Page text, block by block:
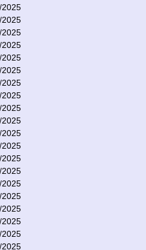
2025
2025
2025
2025
2025
2025
2025
2025
2025
2025
2025
2025
2025
2025
2025
2025
2025
2025
2025
2025